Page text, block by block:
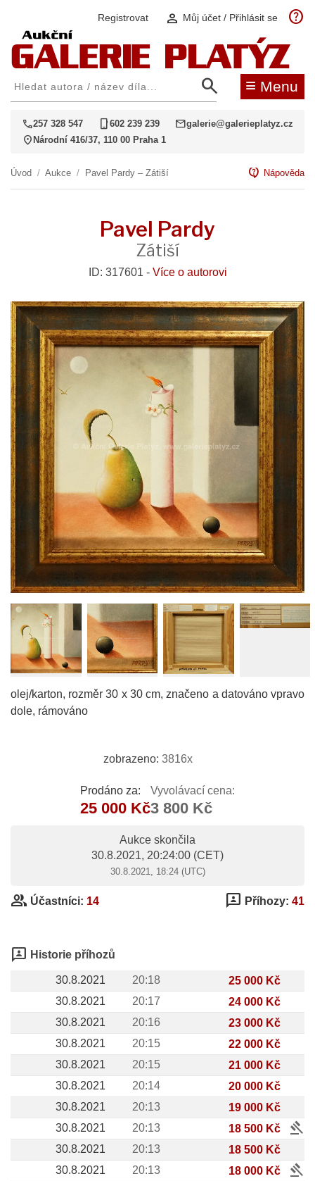
Registrovat person Můj účet / Přihlásit se help
search ≡ Menu
call257 328 547 phone_iphone602 239 239 mailgalerie@galerieplatyz.cz
location_on Národní 416/37, 110 00 Praha 1
Úvod / Aukce / Pavel Pardy – Zátiší contact_support Nápověda
Pavel Pardy
Zátiší
ID: 317601 - Více o autorovi
olej/karton, rozměr 30 x 30 cm, značeno a datováno vpravo
dole, rámováno
zobrazeno: 3816x
Prodáno za:
25 000 Kč
Vyvolávací cena:
3 800 Kč
Aukce skončila
30.8.2021, 20:24:00 (CET)
30.8.2021, 18:24 (UTC)
group Účastníci: 14 3p Příhozy: 41
3p Historie příhozů
30.8.2021 20:18
25 000 Kč
30.8.2021
20:17
24 000 Kč
30.8.2021
20:16
23 000 Kč
30.8.2021
20:15
22 000 Kč
30.8.2021
20:15
21 000 Kč
30.8.2021
20:14
20 000 Kč
30.8.2021
20:13
19 000 Kč
30.8.2021
20:13 18 500 Kč gavel
30.8.2021 20:13
18 500 Kč
30.8.2021
20:13 18 000 Kč
gavel